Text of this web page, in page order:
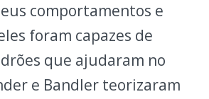
comportamentos e
foram capazes de
que ajudaram no
e Bandler teorizaram